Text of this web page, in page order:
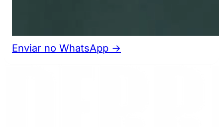
Enviar no WhatsApp →